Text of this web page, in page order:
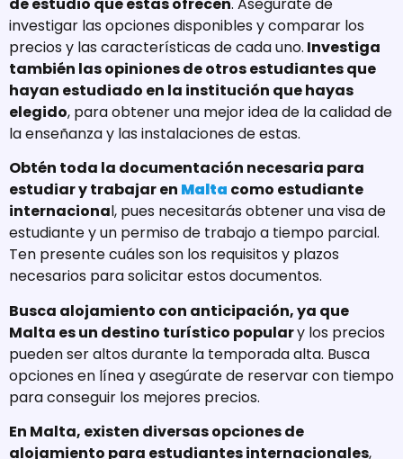
investigar las opciones disponibles y comparar los
precios y las características de cada uno. Investiga
también las opiniones de otros estudiantes que
hayan estudiado en la institución que hayas
elegido, para obtener una mejor idea de la calidad de
la enseñanza y las instalaciones de estas.
Obtén toda la documentación necesaria para
estudiar y trabajar en Malta como estudiante
internacional, pues necesitarás obtener una visa de
estudiante y un permiso de trabajo a tiempo parcial.
Ten presente cuáles son los requisitos y plazos
necesarios para solicitar estos documentos.
Busca alojamiento con anticipación, ya que
Malta es un destino turístico populary los precios
pueden ser altos durante la temporada alta. Busca
opciones en línea y asegúrate de reservar con tiempo
para conseguir los mejores precios.
En Malta, existen diversas opciones de
alojamiento para estudiantes internacionales,